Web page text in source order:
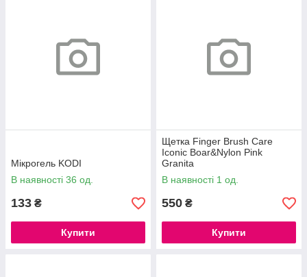
Мікрогель KODI
В наявності 36 од.
133 ₴
Купити
Щетка Finger Brush Care
Iconic Boar&Nylon Pink
Granita
В наявності 1 од.
550 ₴
Купити